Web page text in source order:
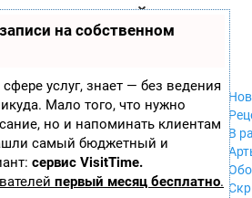
на собственном
сфере услуг, знает — без ведения
Мало того, что нужно
но и напоминать клиентам
самый бюджетный и
сервис VisitTime.
первый месяц бесплатно.
ла
ор
ы
Xbox 360
Wii
GameCube
PS
PS2
PS3
Nintendo 64
В